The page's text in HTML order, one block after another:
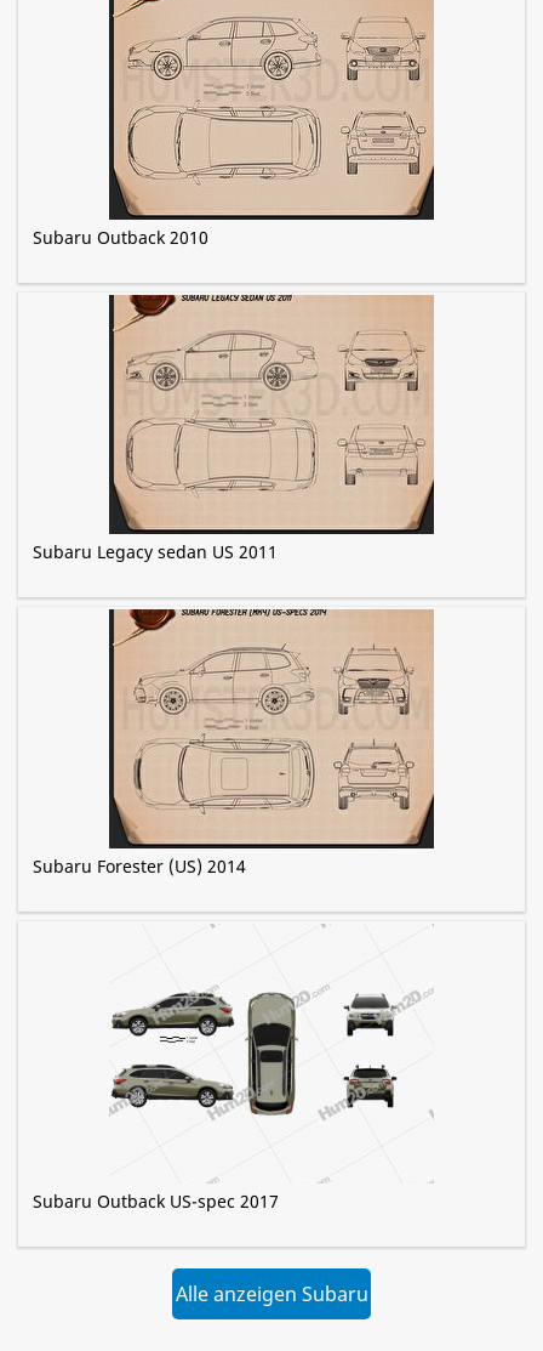
Subaru Outback 2010
Subaru Legacy sedan US 2011
Subaru Forester (US) 2014
Subaru Outback US-spec 2017
Alle anzeigen Subaru